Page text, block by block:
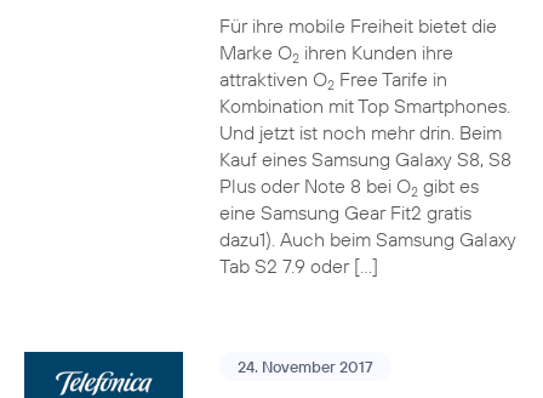
Für ihre mobile Freiheit bietet die
Marke O2ihren Kunden ihre
attraktiven O2Free Tarife in
Kombination mit Top Smartphones.
Und jetzt ist noch mehr drin. Beim
Kauf eines Samsung Galaxy S8, S8
Plus oder Note 8 bei O2gibt es
eine Samsung Gear Fit2 gratis
dazu1). Auch beim Samsung Galaxy
Tab S2 7.9 oder […]
24. November 2017